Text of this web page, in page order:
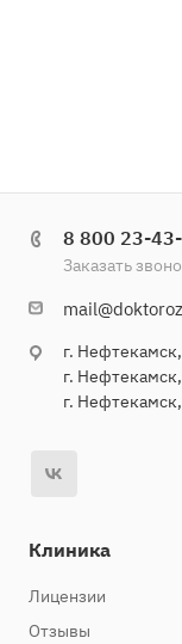
8 800 23-
Заказать
г.
г.
г.
Клиника
Лицензии
Отзывы